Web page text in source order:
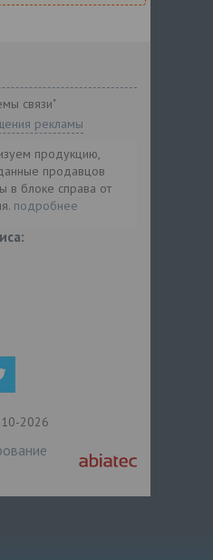
связи"
рекламы
продукцию,
продавцов
в блоке справа от
подробнее
2026